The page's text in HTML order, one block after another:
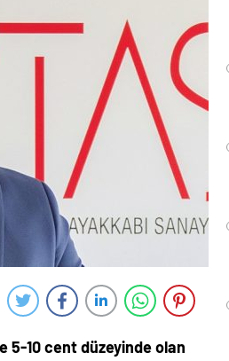
5-10 cent düzeyinde olan